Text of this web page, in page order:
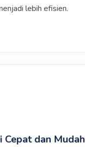
lebih efisien.
Cepat dan Mudah